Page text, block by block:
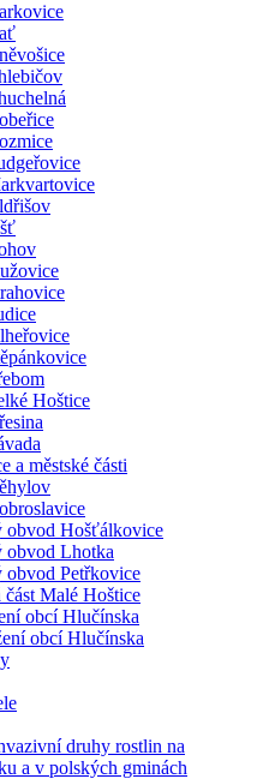
Hoštice
a městské části
obvod Hošťálkovice
obvod Lhotka
obvod Petřkovice
část Malé Hoštice
obcí Hlučínska
obcí Hlučínska
druhy rostlin na
a v polských gminách